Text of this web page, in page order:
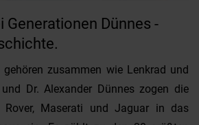
Generationen Dünnes -
zusammen wie Lenkrad und
Dr. Alexander Dünnes zogen die
Rover, Maserati und Jaguar in das